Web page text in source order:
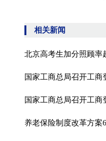
相关新闻
北京高考生加分照顾率
国家工商总局召开工商
国家工商总局召开工商
养老保险制度改革方案